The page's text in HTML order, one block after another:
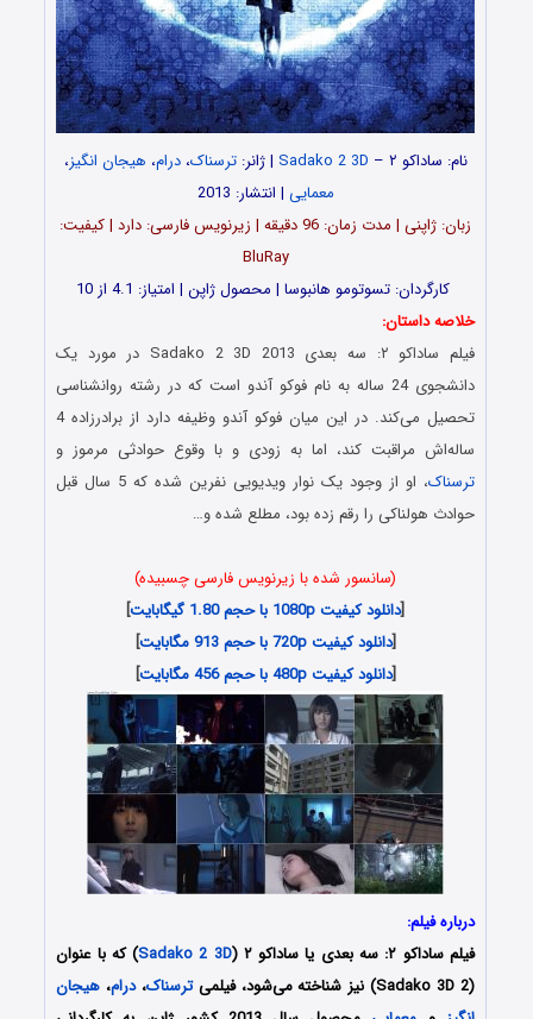
نام: ساداکو ۲ – Sadako 2 3D | ژانر:ترسناک،درام، هیجان انگیز،
معمایی | انتشار: 2013
زبان: ژاپنی | مدت‌ زمان: 96 دقیقه | زیرنویس فارسی: دارد | کیفیت:
BluRay
کارگردان: تسوتومو هانبوسا | محصول ژاپن | امتیاز: 4.1 از 10
خلاصه داستان:
فیلم ساداکو ۲: سه بعدی Sadako 2 3D 2013 در مورد یک
دانشجوی 24 ساله به نام فوکو آندو است که در رشته روانشناسی
تحصیل می‌کند. در این میان فوکو آندو وظیفه دارد از برادرزاده 4
ساله‌اش مراقبت کند، اما به زودی و با وقوع حوادثی مرموز و
ترسناک
، او از وجود یک نوار ویدیویی نفرین شده که 5 سال قبل
حوادث هولناکی را رقم زده بود، مطلع شده و…
(سانسور شده با زیرنویس فارسی چسبیده)
[دانلود کیفیت 1080p با حجم 1.80 گیگابایت
]
[دانلود کیفیت 720p با حجم 913 مگابایت
]
[دانلود کیفیت 480p با حجم 456 مگابایت ]
درباره فیلم:
فیلم ساداکو ۲: سه بعدی یا ساداکو ۲ (
Sadako 2 3D) که با عنوان
(Sadako 3D 2) نیز شناخته می‌شود، فیلمی
ترسناک،درام، هیجان